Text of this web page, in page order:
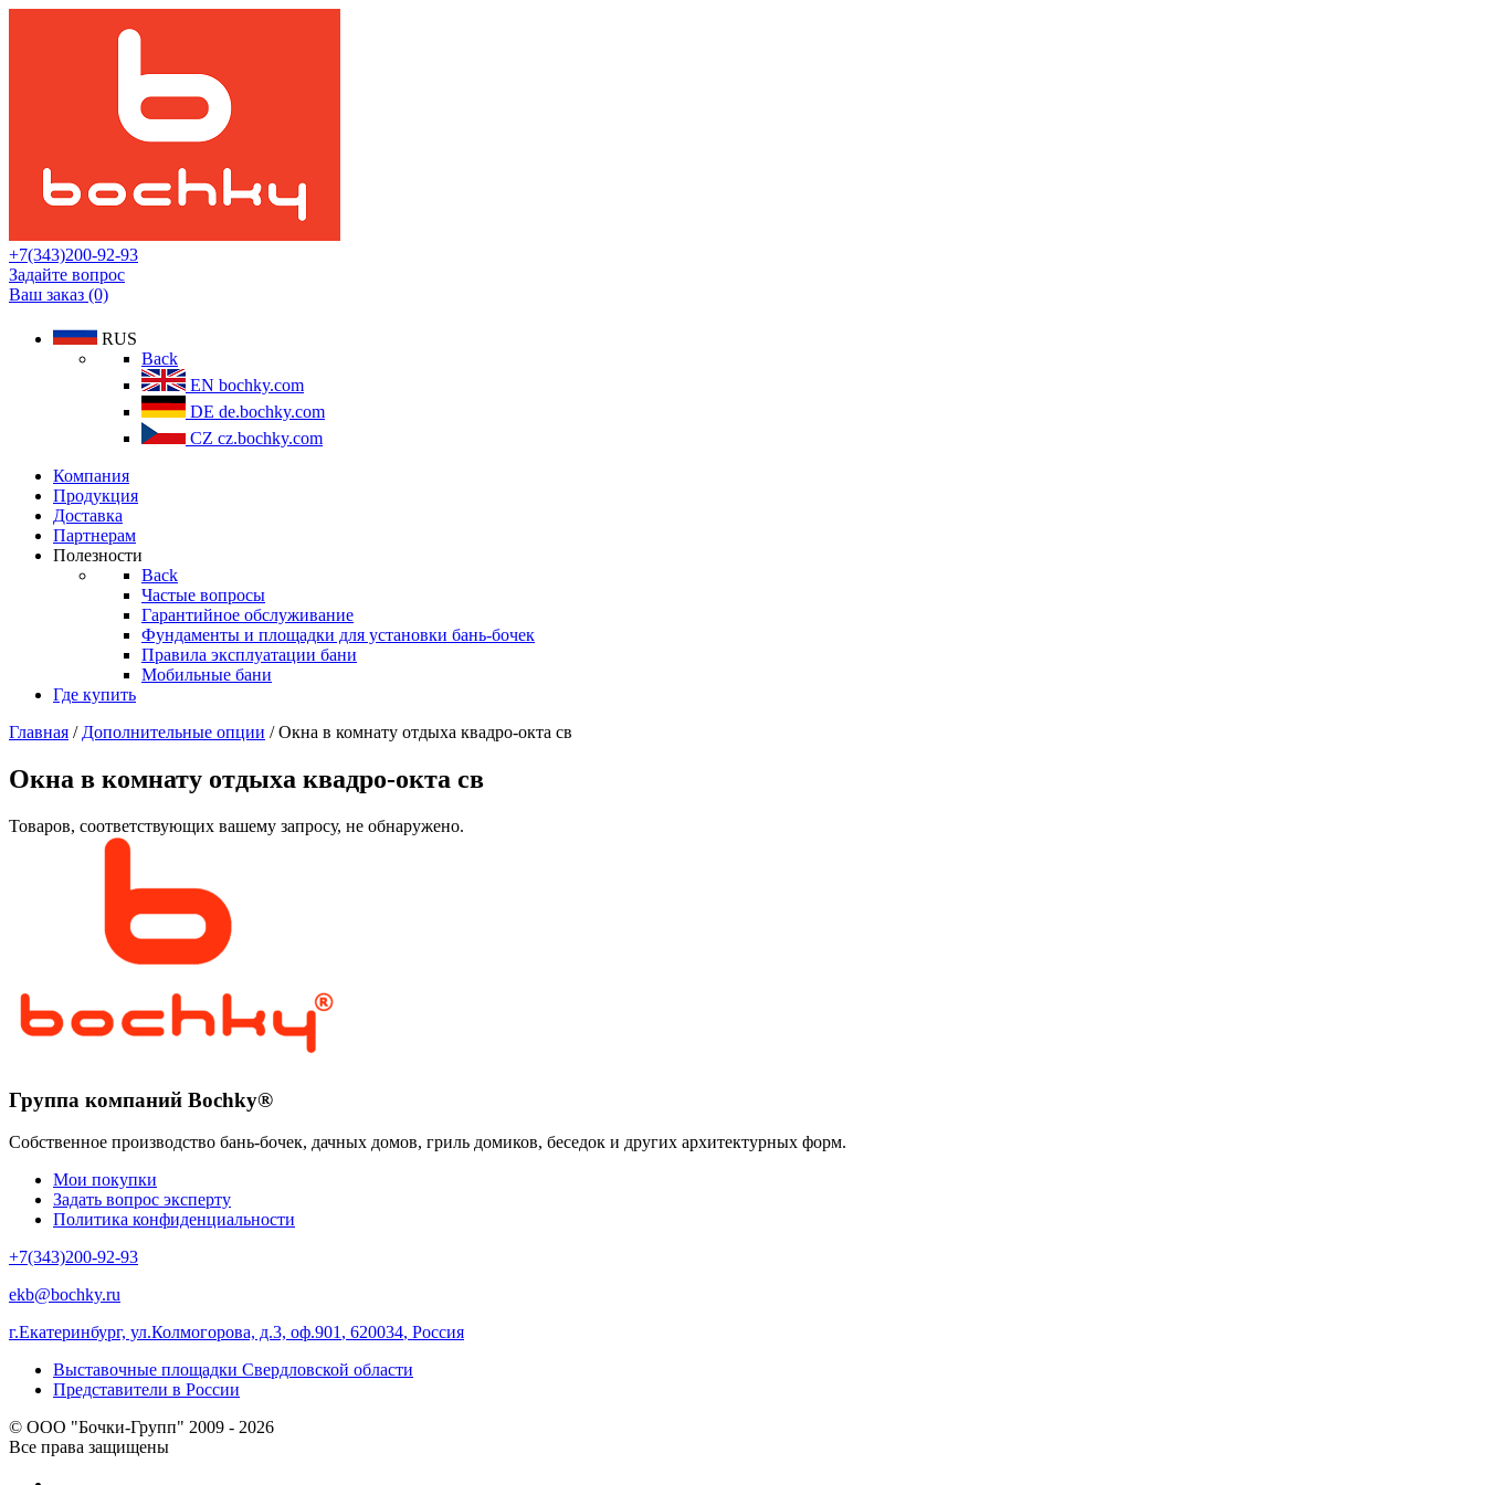
+7(343)200-92-93
Задайте вопрос
Ваш заказ (0)
RUS
Back
EN bochky.com
DE de.bochky.com
CZ cz.bochky.com
Компания
Продукция
Доставка
Партнерам
Полезности
Back
Частые вопросы
Гарантийное обслуживание
Фундаменты и площадки для установки бань-бочек
Правила эксплуатации бани
Мобильные бани
Где купить
Главная / Дополнительные опции / Окна в комнату отдыха квадро-окта св
Окна в комнату отдыха квадро-окта св
Товаров, соответствующих вашему запросу, не обнаружено.
Группа компаний Bochky®
Собственное производство бань-бочек, дачных домов, гриль домиков, беседок и других архитектурных форм.
Мои покупки
Задать вопрос эксперту
Политика конфиденциальности
+7(343)200-92-93
ekb@bochky.ru
г.Екатеринбург, ул.Колмогорова, д.3, оф.901 , 620034, Россия
Выставочные площадки Свердловской области
Представители в России
© ООО "Бочки-Групп" 2009 - 2026
Все права защищены